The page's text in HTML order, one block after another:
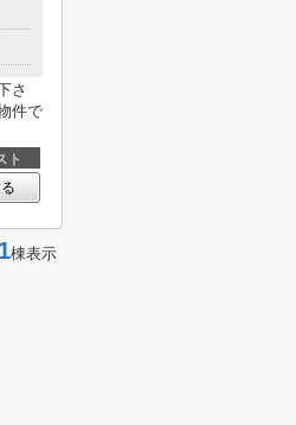
さ
件で
ト
棟表示